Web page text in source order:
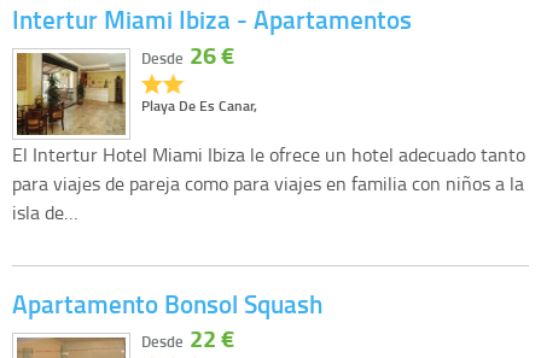
Intertur Miami Ibiza - Apartamentos
Playa De Es Canar,
Desde 26 €
El Intertur Hotel Miami Ibiza le ofrece un hotel adecuado tanto
para viajes de pareja como para viajes en familia con niños a la
isla de…
Apartamento Bonsol Squash
Desde 22 €